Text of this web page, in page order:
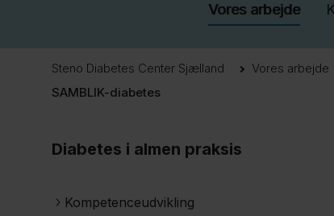
Vores arbejde
Steno Diabetes Center Sjælland Vores arbejde
SAMBLIK-diabetes
Diabetes i almen praksis
Kompetenceudvikling